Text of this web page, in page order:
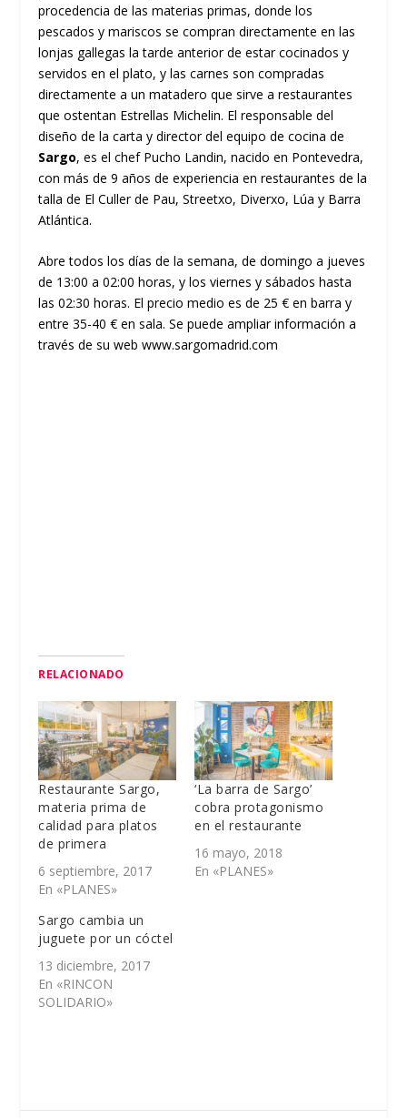
procedencia de las materias primas, donde los
pescados y mariscos se compran directamente en las
lonjas gallegas la tarde anterior de estar cocinados y
servidos en el plato, y las carnes son compradas
directamente a un matadero que sirve a restaurantes
que ostentan Estrellas Michelin. El responsable del
diseño de la carta y director del equipo de cocina de
Sargo, es el chef Pucho Landin, nacido en Pontevedra,
con más de 9 años de experiencia en restaurantes de la
talla de El Culler de Pau, Streetxo, Diverxo, Lúa y Barra
Atlántica.
Abre todos los días de la semana, de domingo a jueves
de 13:00 a 02:00 horas, y los viernes y sábados hasta
las 02:30 horas. El precio medio es de 25 € en barra y
entre 35-40 € en sala. Se puede ampliar información a
través de su webwww.sargomadrid.com
RELACIONADO
Restaurante Sargo,
materia prima de
calidad para platos
de primera
6 septiembre, 2017
En «PLANES»
‘La barra de Sargo’
cobra protagonismo
en el restaurante
16 mayo, 2018
En «PLANES»
Sargo cambia un
juguete por un cóctel
13 diciembre, 2017
En «RINCON
SOLIDARIO»